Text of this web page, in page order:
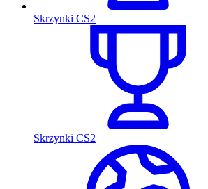
Skrzynki CS2
Skrzynki CS2